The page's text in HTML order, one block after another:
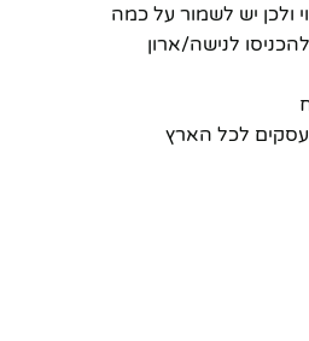
ולכן יש לשמור על כמה
לנישה/ארון